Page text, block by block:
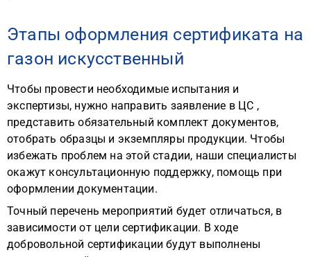
Этапы оформления сертификата на
газон искусственный
Чтобы провести необходимые испытания и
экспертизы, нужно направить заявление в ЦС ,
представить обязательный комплект документов,
отобрать образцы и экземпляры продукции. Чтобы
избежать проблем на этой стадии, наши специалисты
окажут консультационную поддержку, помощь при
оформлении документации.
Точный перечень мероприятий будет отличаться, в
зависимости от цели сертификации. В ходе
добровольной сертификации будут выполнены